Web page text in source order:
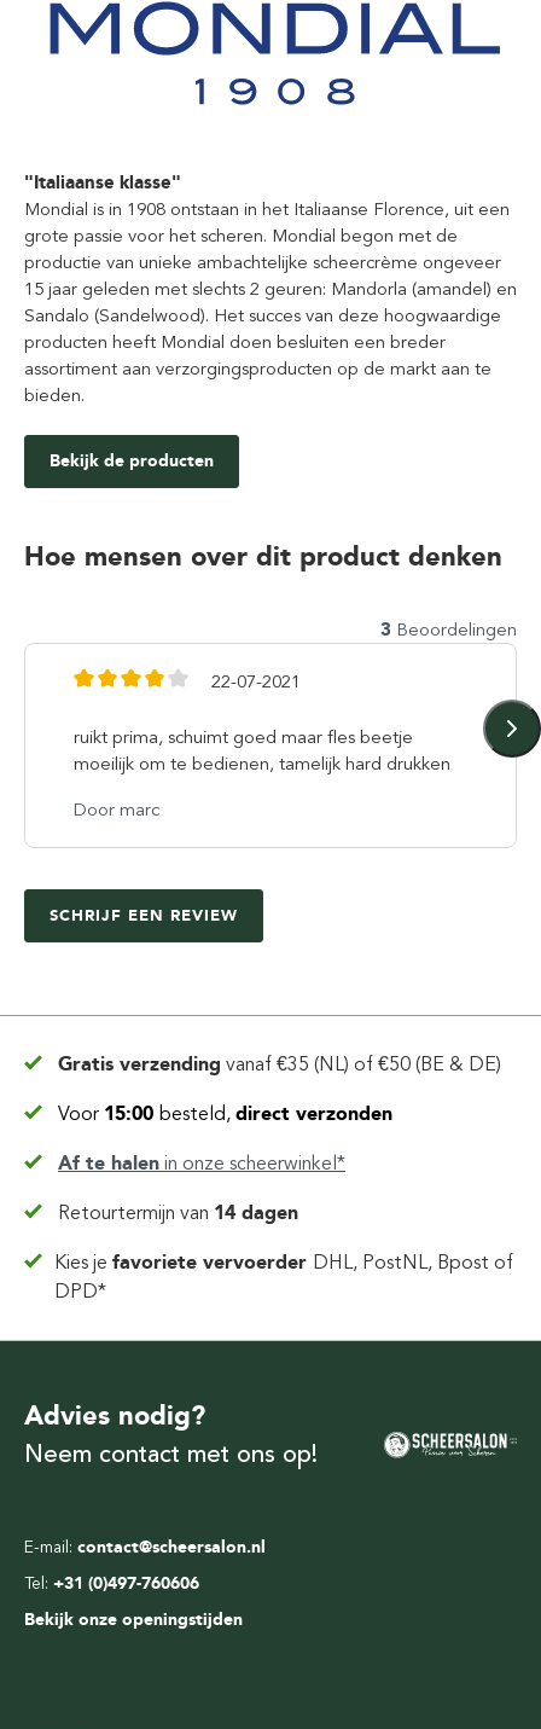
"Italiaanse klasse"
Mondial is in 1908 ontstaan in het Italiaanse Florence, uit een
grote passie voor het scheren. Mondial begon met de
productie van unieke ambachtelijke scheercrème ongeveer
15 jaar geleden met slechts 2 geuren: Mandorla (amandel) en
Sandalo (Sandelwood). Het succes van deze hoogwaardige
producten heeft Mondial doen besluiten een breder
assortiment aan verzorgingsproducten op de markt aan te
bieden.
Bekijk de producten
Hoe mensen over dit product denken
3 Beoordelingen
22-07-2021
ruikt prima, schuimt goed maar fles beetje
moeilijk om te bedienen, tamelijk hard drukken
Door marc
SCHRIJF EEN REVIEW
Gratis verzending vanaf €35 (NL) of €50 (BE & DE)
Voor 15:00 besteld, direct verzonden
Af te halen in onze scheerwinkel*
Retourtermijn van 14 dagen
Kies jefavoriete vervoerder DHL, PostNL, Bpost of
DPD*
E-mail: contact@scheersalon.nl
Tel: +31 (0)497-760606
Bekijk onze openingstijden
Advies nodig?
Neem contact met ons op!